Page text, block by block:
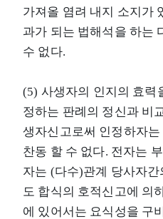
가져올 염려 내지 소지가
과가 되는 법해석을 하는
수 없다.
(5) 사생자의 인지의 효력
정하는 판례의 정신과 비
생자신고로써 인정하자
찬동 할 수 없다. 전자는
자는 (다수)관계 당사자
도 합식의 호적신고에 의
에 있어서는 요식성을 구